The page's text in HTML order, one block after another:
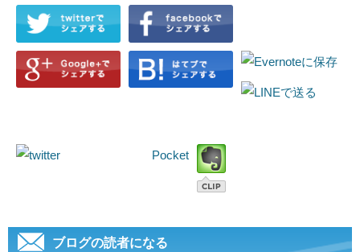
Pocket
ブログの読者になる